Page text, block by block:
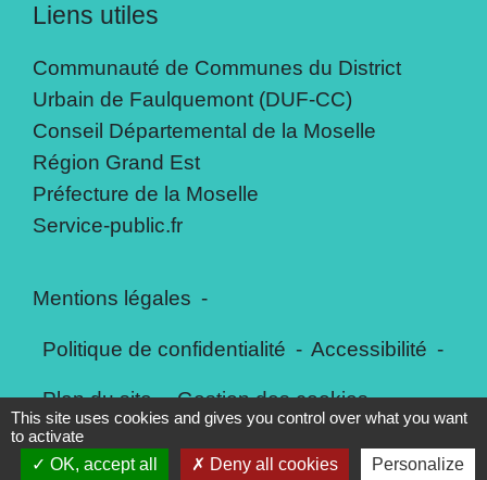
Liens utiles
Communauté de Communes du District
Urbain de Faulquemont (DUF-CC)
Conseil Départemental de la Moselle
Région Grand Est
Préfecture de la Moselle
Service-public.fr
Mentions légales -
Politique de confidentialité - Accessibilité -
Plan du site - Gestion des cookies
Site créé en partenariat avec Réseau des Communes
This site uses cookies and gives you control over what you want
to activate
OK, accept all
Deny all cookies Personalize